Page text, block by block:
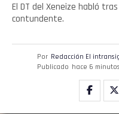
El DT del Xeneize habló
contundente.
Por Redacción El
Publicado hace 6 minutos